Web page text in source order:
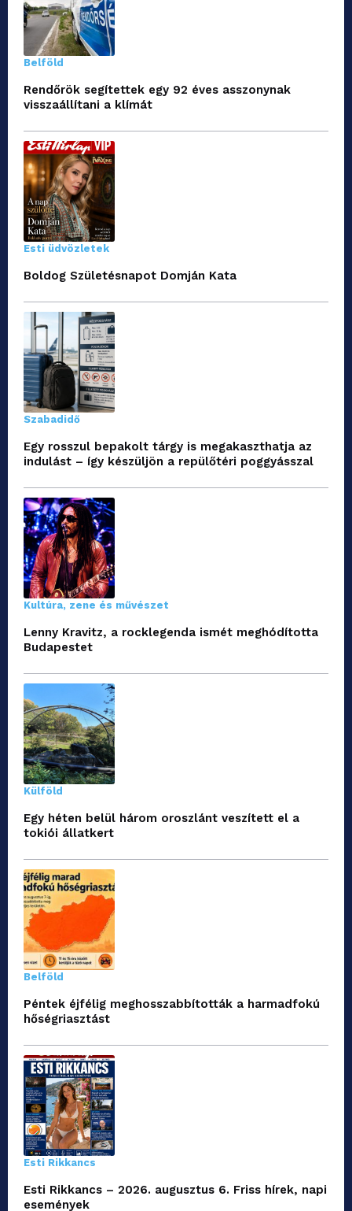
Belföld
Rendőrök segítettek egy 92 éves asszonynak
visszaállítani a klímát
Esti üdvözletek
Boldog Születésnapot Domján Kata
Szabadidő
Egy rosszul bepakolt tárgy is megakaszthatja az
indulást – így készüljön a repülőtéri poggyásszal
Kultúra, zene és művészet
Lenny Kravitz, a rocklegenda ismét meghódította
Budapestet
Külföld
Egy héten belül három oroszlánt veszített el a
tokiói állatkert
Belföld
Péntek éjfélig meghosszabbították a harmadfokú
hőségriasztást
Esti Rikkancs
Esti Rikkancs – 2026. augusztus 6. Friss hírek, napi
események